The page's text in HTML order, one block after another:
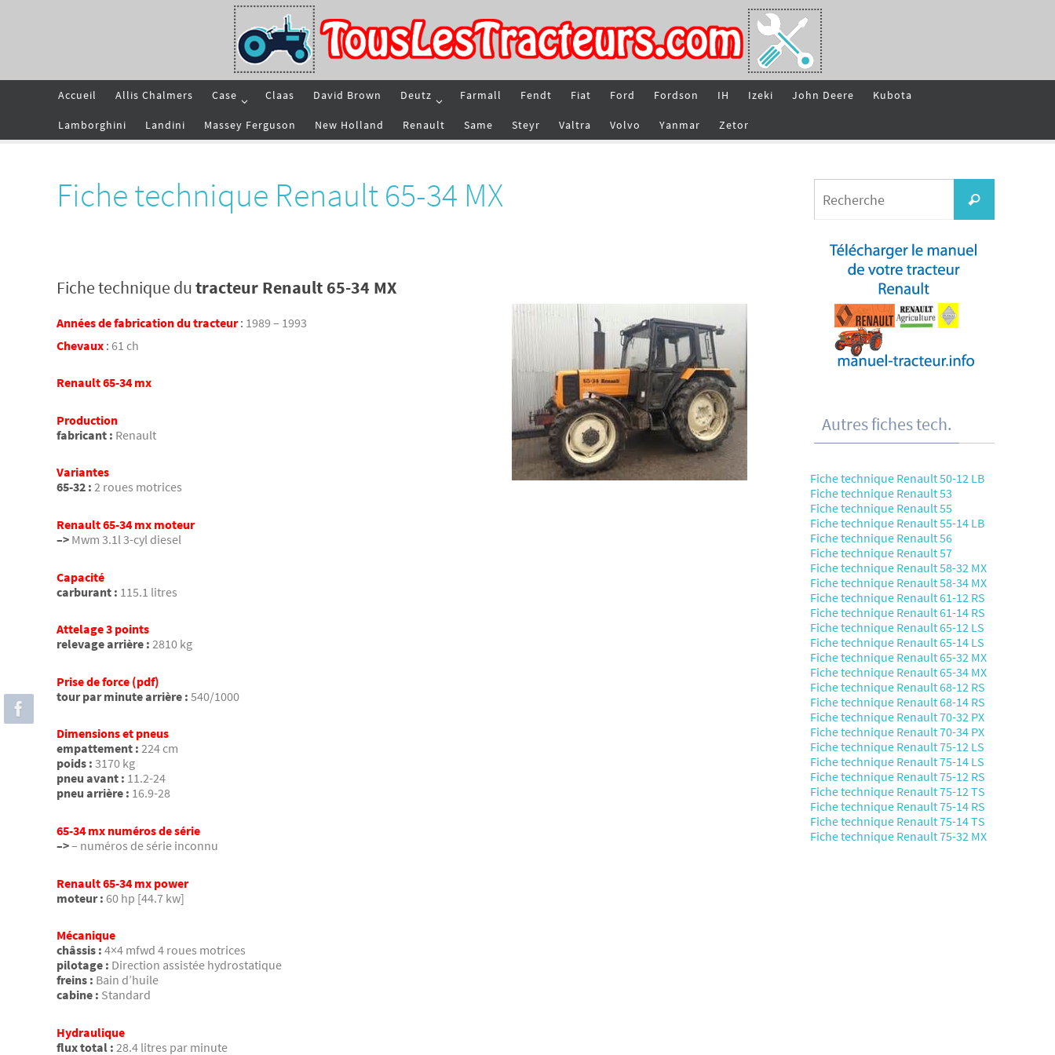
Accueil Allis Chalmers Case Claas David Brown Deutz Farmall Fendt Fiat Ford Fordson IH Izeki John Deere Kubota
Lamborghini Landini Massey Ferguson New Holland Renault Same Steyr Valtra Volvo Yanmar Zetor
Fiche technique Renault 65-34 MX
Fiche technique dutracteur Renault 65-34 MX
Années de fabrication du tracteur: 1989 – 1993
Chevaux : 61 ch
Renault 65-34 mx
Production
fabricant : Renault
Variantes
65-32 : 2 roues motrices
Renault 65-34 mx moteur
–> Mwm 3.1l 3-cyl diesel
Capacité
carburant : 115.1 litres
Attelage 3 points
relevage arrière : 2810 kg
Prise de force (pdf)
tour par minute arrière : 540/1000
Dimensions et pneus
empattement : 224 cm
poids : 3170 kg
pneu avant : 11.2-24
pneu arrière : 16.9-28
65-34 mx numéros de série
–>– numéros de série inconnu
Renault 65-34 mx power
moteur : 60 hp [44.7 kw]
Mécanique
châssis : 4×4 mfwd 4 roues motrices
pilotage : Direction assistée hydrostatique
freins : Bain d’huile
cabine : Standard
Hydraulique
flux total : 28.4 litres par minute
Recherche
Autres fiches tech.
Fiche technique Renault 50-12 LB
Fiche technique Renault 53
Fiche technique Renault 55
Fiche technique Renault 55-14 LB
Fiche technique Renault 56
Fiche technique Renault 57
Fiche technique Renault 58-32 MX
Fiche technique Renault 58-34 MX
Fiche technique Renault 61-12 RS
Fiche technique Renault 61-14 RS
Fiche technique Renault 65-12 LS
Fiche technique Renault 65-14 LS
Fiche technique Renault 65-32 MX
Fiche technique Renault 65-34 MX
Fiche technique Renault 68-12 RS
Fiche technique Renault 68-14 RS
Fiche technique Renault 70-32 PX
Fiche technique Renault 70-34 PX
Fiche technique Renault 75-12 LS
Fiche technique Renault 75-14 LS
Fiche technique Renault 75-12 RS
Fiche technique Renault 75-12 TS
Fiche technique Renault 75-14 RS
Fiche technique Renault 75-14 TS
Fiche technique Renault 75-32 MX